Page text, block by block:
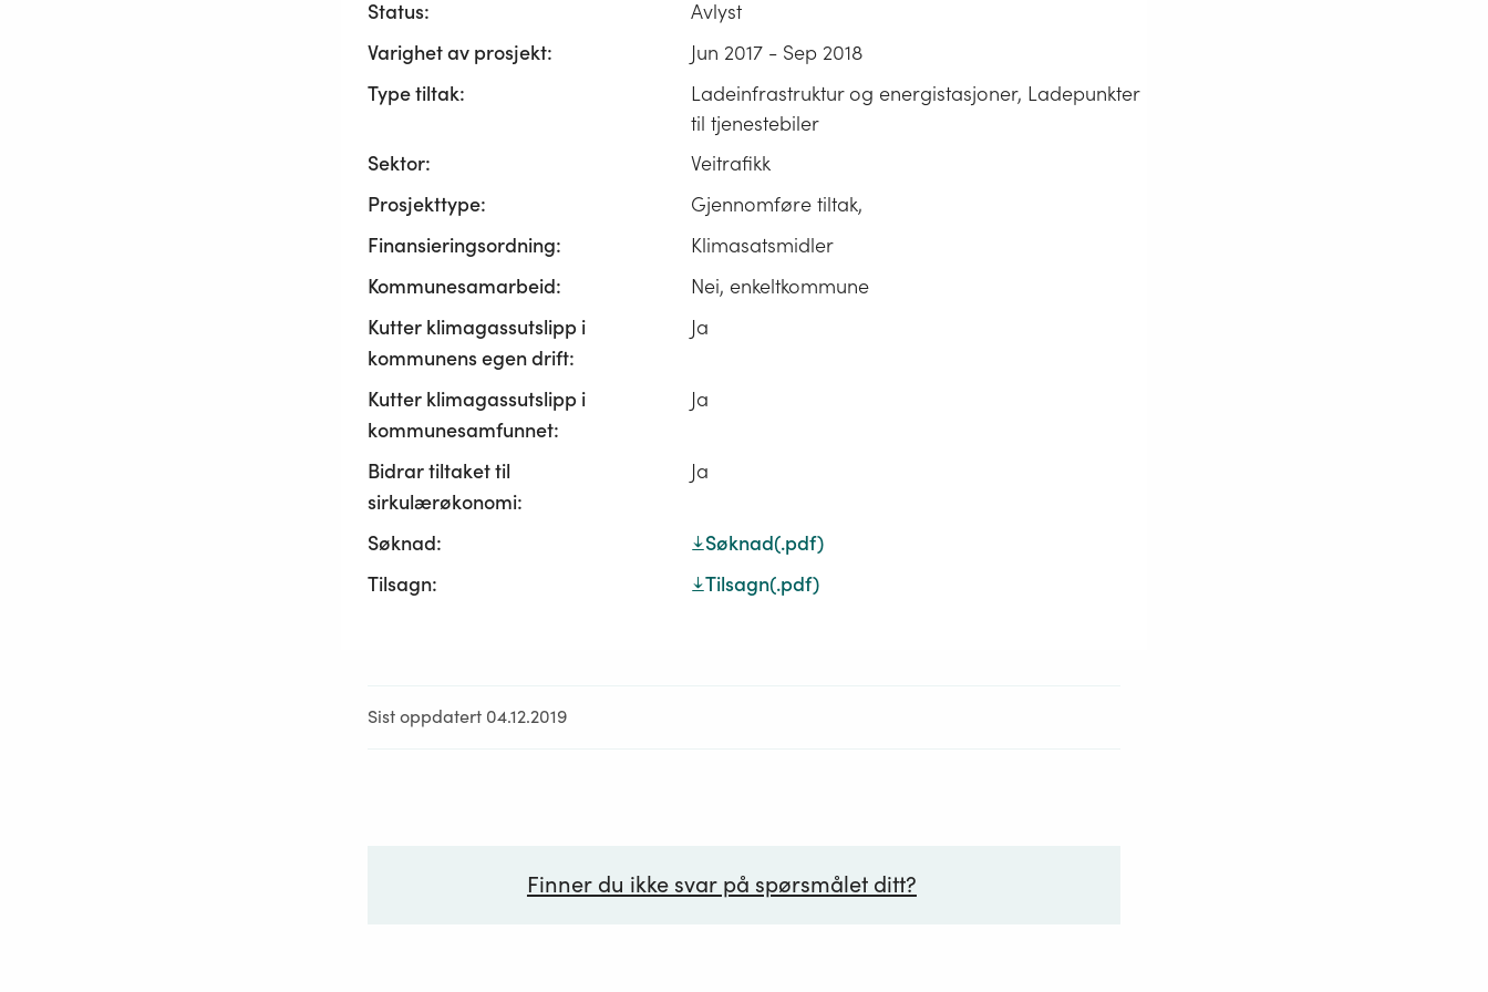
Status:
Avlyst
Varighet av prosjekt:
Jun 2017 - Sep 2018
Type tiltak:
Ladeinfrastruktur og energistasjoner, Ladepunkter
til tjenestebiler
Sektor:
Veitrafikk
Prosjekttype:
Gjennomføre tiltak,
Finansieringsordning:
Klimasatsmidler
Kommunesamarbeid:
Nei, enkeltkommune
Kutter klimagassutslipp i
kommunens egen drift:
Ja
Kutter klimagassutslipp i
kommunesamfunnet:
Ja
Bidrar tiltaket til
sirkulærøkonomi:
Ja
Søknad: Søknad(.pdf)
Tilsagn:
Tilsagn(.pdf)
Sist oppdatert 04.12.2019
Finner du ikke svar på spørsmålet ditt?